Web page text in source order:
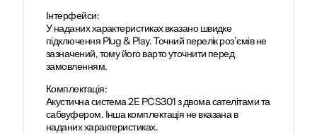
Інтерфейси:
У наданих характеристиках вказано швидке
підключення Plug & Play. Точний перелік роз’ємів не
зазначений, тому його варто уточнити перед
замовленням.
Комплектація:
Акустична система 2E PCS301 з двома сателітами та
сабвуфером. Інша комплектація не вказана в
наданих характеристиках.